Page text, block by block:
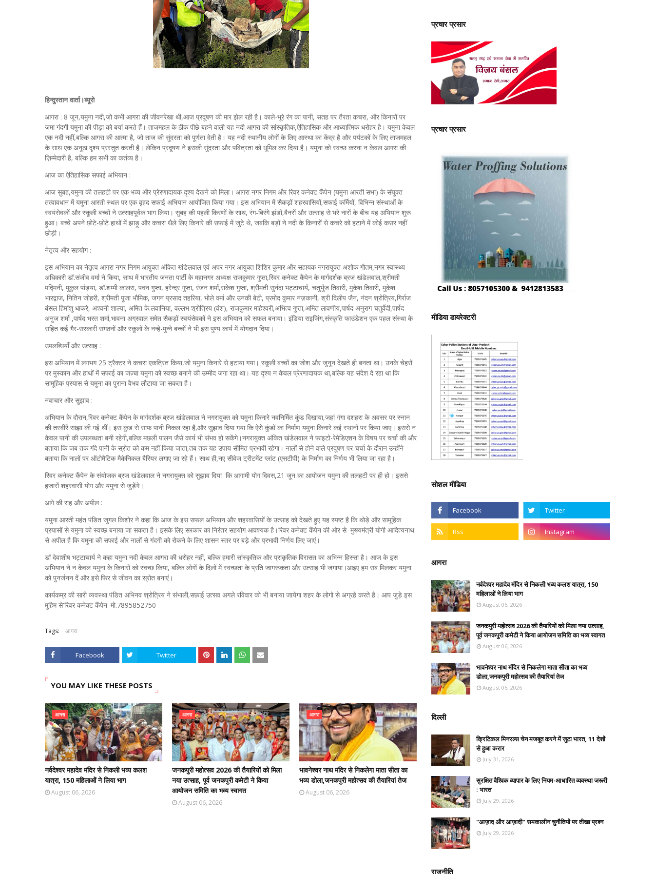
हिन्दुस्तान वार्ता।ब्यूरो
आगरा : 8 जून,यमुना नदी,जो कभी आगरा की जीवनरेखा थी,आज प्रदूषण की मार झेल रही है। काले-भूरे रंग का पानी, सतह पर तैरता कचरा, और किनारों पर
जमा गंदगी यमुना की पीड़ा को बयां करते हैं। ताजमहल के ठीक पीछे बहने वाली यह नदी आगरा की सांस्कृतिक,ऐतिहासिक और आध्यात्मिक धरोहर है। यमुना केवल
एक नदी नहीं,बल्कि आगरा की आत्मा है, जो ताज की सुंदरता को पूर्णता देती है। यह नदी स्थानीय लोगों के लिए आस्था का केंद्र है और पर्यटकों के लिए ताजमहल
के साथ एक अनूठा दृश्य प्रस्तुत करती है। लेकिन प्रदूषण ने इसकी सुंदरता और पवित्रता को धूमिल कर दिया है। यमुना को स्वच्छ करना न केवल आगरा की
ज़िम्मेदारी है, बल्कि हम सभी का कर्तव्य है।
आज का ऐतिहासिक सफाई अभियान :
आज सुबह,यमुना की तलहटी पर एक भव्य और प्रेरणादायक दृश्य देखने को मिला। आगरा नगर निगम और रिवर कनेक्ट कैंपेन (यमुना आरती सभा) के संयुक्त
तत्वावधान में यमुना आरती स्थल पर एक वृहद सफाई अभियान आयोजित किया गया। इस अभियान में सैकड़ों शहरवासियों,सफाई कर्मियों, विभिन्न संस्थाओं के
स्वयंसेवकों और स्कूली बच्चों ने उत्साहपूर्वक भाग लिया। सुबह की पहली किरणों के साथ, रंग-बिरंगे झंडों,बैनरों और उत्साह से भरे नारों के बीच यह अभियान शुरू
हुआ। बच्चे अपने छोटे-छोटे हाथों में झाड़ू और कचरा थैले लिए किनारे की सफाई में जुटे थे, जबकि बड़ों ने नदी के किनारों से कचरे को हटाने में कोई कसर नहीं
छोड़ी।
नेतृत्व और सहयोग :
इस अभियान का नेतृत्व आगरा नगर निगम आयुक्त अंकित खंडेलवाल एवं अपर नगर आयुक्त शिशिर कुमार और सहायक नगरायुक्त अशोक गौतम,नगर स्वास्थ्य
अधिकारी डॉ.संजीव वर्मा ने किया, साथ में भारतीय जनता पार्टी के महानगर अध्यक्ष राजकुमार गुप्ता,रिवर कनेक्ट कैंपेन के मार्गदर्शक ब्रज खंडेलवाल,श्रीमती
पद्मिनी, मुकुल पांड्या, डॉ.शम्मी कालरा, पवन गुप्ता, हरेन्द्र गुप्ता, रंजन शर्मा,राकेश गुप्ता, श्रीमती सुनंदा भट्टाचार्य, चतुर्भुज तिवारी, मुकेश तिवारी, मुकेश
भारद्वाज, नितिन जोहरी, श्रीमती पूजा भौमिक, जगन प्रसाद तहरिया, भोले वर्मा और उनकी बेटी, प्रमोद कुमार नज़कानी, श्री दिलीप जैन, नंदन श्रोत्रिय,गिर्राज
बंसल हिमांशु धाकरे, अश्वनी शाल्या, अमित के.लवानिया, वल्लभ श्रोत्रिय (वंश), राजकुमार माहेश्वरी,अभित्व गुप्ता,अमित लावणीय,पार्षद अनुराग चतुर्वेदी,पार्षद
अनुज शर्मा ,पार्षद भरत शर्मा,भावना अग्रवाल समेत सैकड़ों स्वयंसेवकों ने इस अभियान को सफल बनाया। इंडिया राइजिंग,संस्कृति फाउंडेशन एक पहल संस्था के
सहित कई गैर-सरकारी संगठनों और स्कूलों के नन्हे-मुन्ने बच्चों ने भी इस पुण्य कार्य में योगदान दिया।
उपलब्धियाँ और उत्साह :
इस अभियान में लगभग 25 ट्रैक्टर ने कचरा एकत्रित किया,जो यमुना किनारे से हटाया गया। स्कूली बच्चों का जोश और जुनून देखते ही बनता था। उनके चेहरों
पर मुस्कान और हाथों में सफाई का जज़्बा यमुना को स्वच्छ बनाने की उम्मीद जगा रहा था। यह दृश्य न केवल प्रेरणादायक था,बल्कि यह संदेश दे रहा था कि
सामूहिक प्रयास से यमुना का पुराना वैभव लौटाया जा सकता है।
नवाचार और सुझाव :
अभियान के दौरान,रिवर कनेक्ट कैंपेन के मार्गदर्शक ब्रज खंडेलवाल ने नगरायुक्त को यमुना किनारे नवनिर्मित कुंड दिखाया,जहां गंगा दशहरा के अवसर पर स्नान
की तस्वीरें साझा की गई थीं। इस कुंड से साफ पानी निकल रहा है,और सुझाव दिया गया कि ऐसे कुंडों का निर्माण यमुना किनारे कई स्थानों पर किया जाए। इससे न
केवल पानी की उपलब्धता बनी रहेगी,बल्कि मछली पालन जैसे कार्य भी संभव हो सकेंगे।नगरायुक्त अंकित खंडेलवाल ने फाइटो-रेमेडिएशन के विषय पर चर्चा की और
बताया कि जब तक गंदे पानी के स्रोत को कम नहीं किया जाता,तब तक यह उपाय सीमित प्रभावी रहेगा। नालों से होने वाले प्रदूषण पर चर्चा के दौरान उन्होंने
बताया कि नालों पर ऑटोमैटिक मैकेनिकल बैरियर लगाए जा रहे हैं। साथ ही,नए सीवेज ट्रीटमेंट प्लांट (एसटीपी) के निर्माण का निर्णय भी लिया जा रहा है।
रिवर कनेक्ट कैंपेन के संयोजक ब्रज खंडेलवाल ने नगरायुक्त को सुझाव दिया कि आगामी योग दिवस,21 जून का आयोजन यमुना की तलहटी पर ही हो। इससे
हजारों शहरवासी योग और यमुना से जुड़ेंगे।
आगे की राह और अपील :
यमुना आरती महंत पंडित जुगल किशोर ने कहा कि आज के इस सफल अभियान और शहरवासियों के उत्साह को देखते हुए यह स्पष्ट है कि थोड़े और सामूहिक
प्रयासों से यमुना को स्वच्छ बनाया जा सकता है। इसके लिए सरकार का निरंतर सहयोग आवश्यक है।रिवर कनेक्ट कैंपेन की ओर से मुख्यमंत्री योगी आदित्यनाथ
से अपील है कि यमुना की सफाई और नालों से गंदगी को रोकने के लिए शासन स्तर पर बड़े और प्रभावी निर्णय लिए जाएं।
डॉ देवाशीष भट्टाचार्य ने कहा यमुना नदी केवल आगरा की धरोहर नहीं, बल्कि हमारी सांस्कृतिक और प्राकृतिक विरासत का अभिन्न हिस्सा है। आज के इस
अभियान ने न केवल यमुना के किनारों को स्वच्छ किया, बल्कि लोगों के दिलों में स्वच्छता के प्रति जागरूकता और उत्साह भी जगाया।आइए हम सब मिलकर यमुना
को पुनर्जनन दें और इसे फिर से जीवन का स्रोत बनाएं।
कार्यकम्र की सारी व्यवस्था पंडित अभिनव श्रोत्रिय ने संभाली,सफ़ाई उत्सव अगले रविवार को भी बनाया जायेगा शहर के लोगो से अग्रहे करते है। आप जुड़े इस
मुहिम से'रिवर कनेक्ट कैंपेन' मो.7895852750
Tags: आगरा
Facebook Twitter
YOU MAY LIKE THESE POSTS
आगरा
नर्वदेश्वर महादेव मंदिर से निकली भव्य कलश
यात्रा, 150 महिलाओं ने लिया भाग
August 06, 2026
आगरा
जनकपुरी महोत्सव 2026 की तैयारियों को मिला
नया उत्साह, पूर्व जनकपुरी कमेटी ने किया
आयोजन समिति का भव्य स्वागत
August 06, 2026
आगरा
भावनेश्वर नाथ मंदिर से निकलेगा माता सीता का
भव्य डोला,जनकपुरी महोत्सव की तैयारियां तेज
August 06, 2026
प्रचार प्रसार
प्रचार प्रसार
मीडिया डायरेक्टरी
सोशल मीडिया
आगरा
नर्वदेश्वर महादेव मंदिर से निकली भव्य कलश यात्रा, 150
महिलाओं ने लिया भाग
August 06, 2026
जनकपुरी महोत्सव 2026 की तैयारियों को मिला नया उत्साह,
पूर्व जनकपुरी कमेटी ने किया आयोजन समिति का भव्य स्वागत
August 06, 2026
भावनेश्वर नाथ मंदिर से निकलेगा माता सीता का भव्य
डोला,जनकपुरी महोत्सव की तैयारियां तेज
August 06, 2026
दिल्ली
क्रिटिकल मिनरल्स चेन मजबूत करने में जुटा भारत, 11 देशों
से हुआ करार
July 31, 2026
सुरक्षित वैश्विक व्यापार के लिए नियम-आधारित व्यवस्था जरूरी
: भारत
July 29, 2026
"आज़ाद और आज़ादी" समकालीन चुनौतियों पर तीखा प्रश्न
July 29, 2026
राजनीति